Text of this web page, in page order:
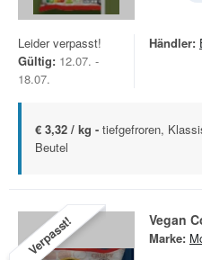
Leider verpasst!
Gültig: 12.07. -
18.07.
Händler:
€ 3,32 / kg - tiefgefroren,
Beutel
Verpasst! Vegan
Marke: